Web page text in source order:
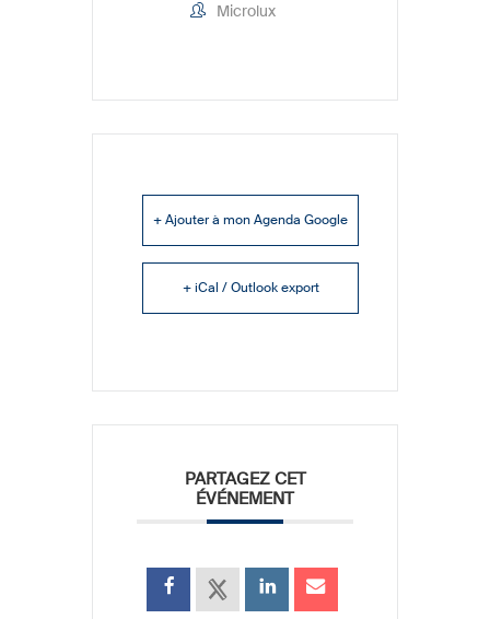
Microlux
+ Ajouter à mon Agenda Google
+ iCal / Outlook export
PARTAGEZ CET
ÉVÉNEMENT